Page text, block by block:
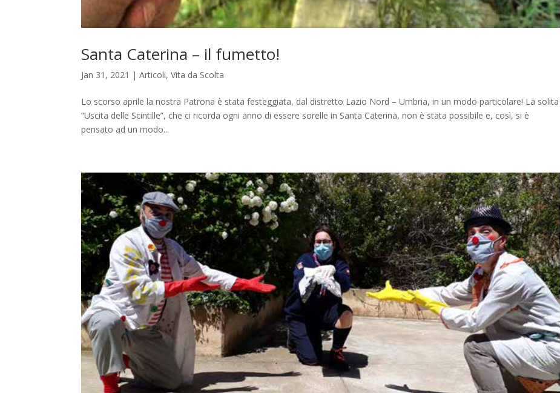
Santa Caterina – il fumetto!
Jan 31, 2021 |Articoli,Vita da Scolta
Lo scorso aprile la nostra Patrona è stata festeggiata, dal distretto Lazio Nord – Umbria, in un modo particolare! La solita
“Uscita delle Scintille”, che ci ricorda ogni anno di essere sorelle in Santa Caterina, non è stata possibile e, così, si è
pensato ad un modo...